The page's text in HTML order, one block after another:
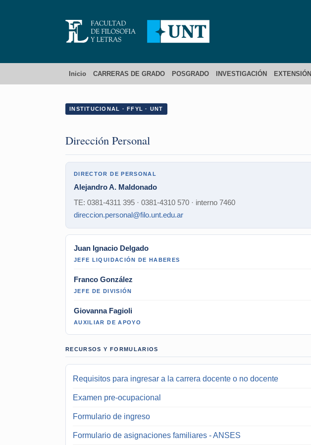
Inicio CARRERAS DE GRADO POSGRADO INVESTIGACIÓN EXTENSIÓN
INSTITUCIONAL · FFYL · UNT
Dirección Personal
DIRECTOR DE PERSONAL
Alejandro A. Maldonado
TE: 0381-4311 395 · 0381-4310 570 · interno 7460
direccion.personal@filo.unt.edu.ar
Juan Ignacio Delgado
JEFE LIQUIDACIÓN DE HABERES
Franco González
JEFE DE DIVISIÓN
Giovanna Fagioli
AUXILIAR DE APOYO
RECURSOS Y FORMULARIOS
Requisitos para ingresar a la carrera docente o no docente
Examen pre-ocupacional
Formulario de ingreso
Formulario de asignaciones familiares - ANSES